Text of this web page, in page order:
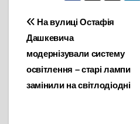
Навігація
записів
На вулиці Остафія
Дашкевича
модернізували систему
освітлення – старі лампи
замінили на світлодіодні